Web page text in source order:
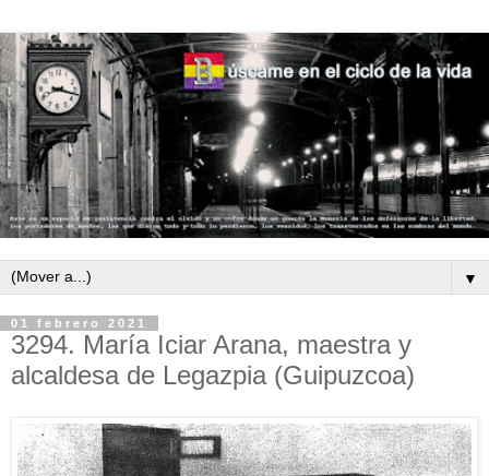
▼
01 febrero 2021
3294. María Iciar Arana, maestra y
alcaldesa de Legazpia (Guipuzcoa)